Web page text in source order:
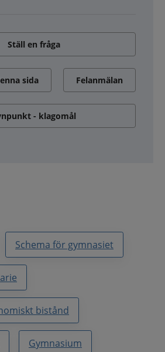
Ställ en fråga
sida Felanmälan
- klagomål
Schema för gymnasiet
bistånd
Gymnasium